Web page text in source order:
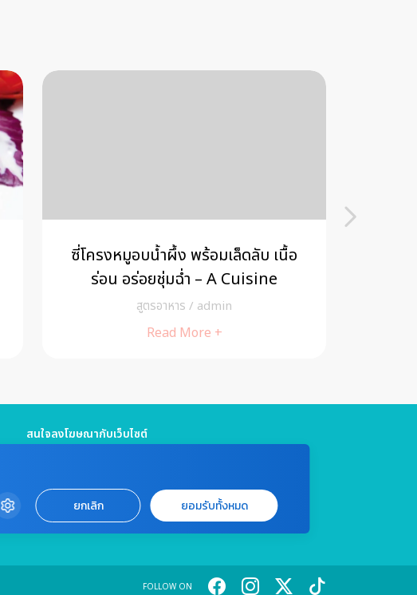
ซี่โครงหมูอบน้ำผึ้ง พร้อมเล็ดลับ เนื้อ
ร่อน อร่อยชุ่มฉ่ำ – A Cuisine
สูตรอาหาร / admin
Read More +
สนใจลงโฆษณากับเว็บไซต์
ติดต่อแจ้งปัญหาหรือร้องเรียน
02-422-9999 ต่อ 4180 / (จันทร์ - ศุกร์ เวลา 09.00 - 18.00 น)
bdcx@amarin.co.th
FOLLOW ON
ยกเลิก ยอมรับทั้งหมด